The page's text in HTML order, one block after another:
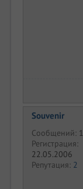
Souvenir
Сообщений:
Регистрация:
22.05.2006
Репутация: 2